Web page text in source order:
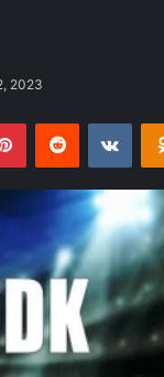
2023
PinterestReddit